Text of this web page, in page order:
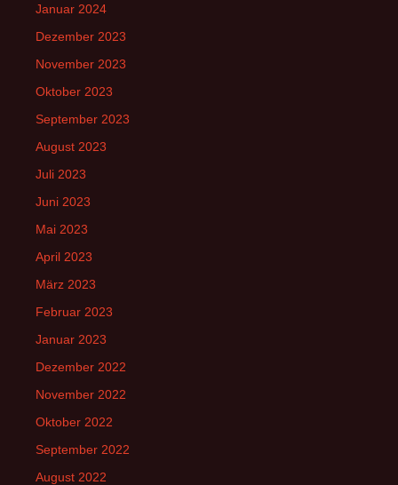
Januar 2024
Dezember 2023
November 2023
Oktober 2023
September 2023
August 2023
Juli 2023
Juni 2023
Mai 2023
April 2023
März 2023
Februar 2023
Januar 2023
Dezember 2022
November 2022
Oktober 2022
September 2022
August 2022